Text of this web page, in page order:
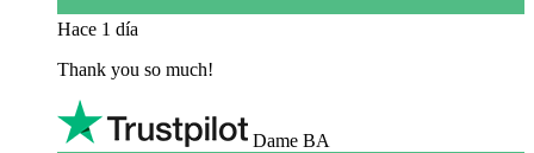
Hace 1 día
Thank you so much!
Dame BA